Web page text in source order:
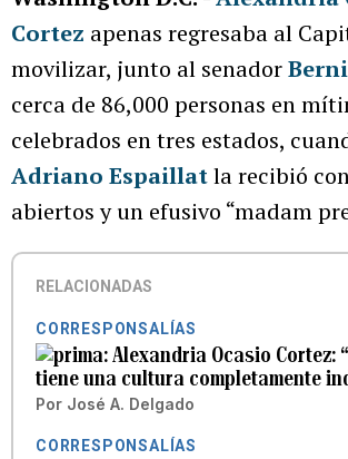
Cortez apenas regresaba al
movilizar, junto al senador
cerca de 86,000 personas en
celebrados en tres estados,
Adriano Espaillatla recibió
abiertos y un efusivo “madam
RELACIONADAS
CORRESPONSALÍAS
Alexandria Ocasio Cortez:
tiene una cultura completamente
Por José A. Delgado
CORRESPONSALÍAS